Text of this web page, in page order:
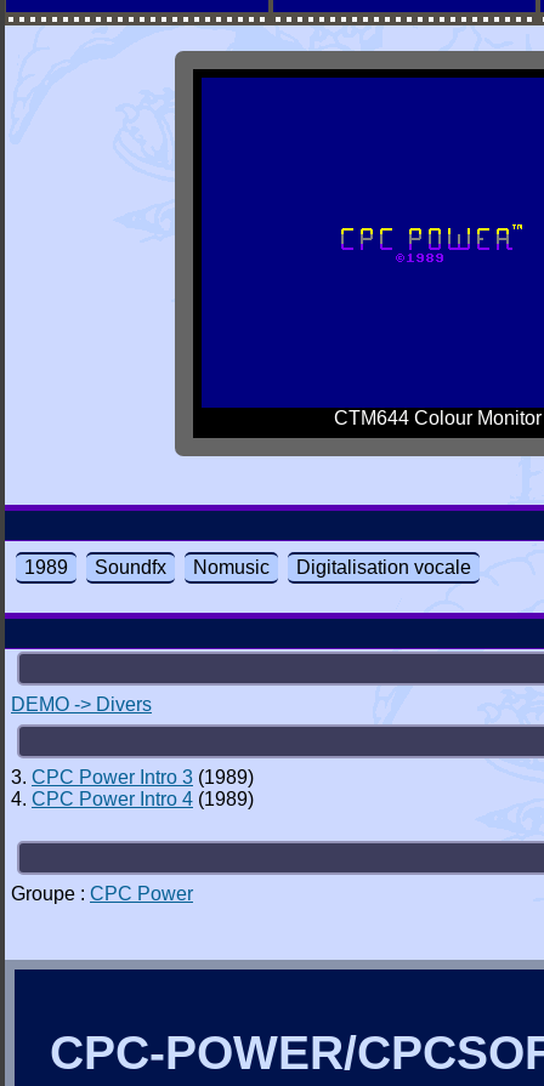
CTM644 Colour Monitor
1989 Soundfx Nomusic Digitalisation vocale
DEMO -> Divers
3. CPC Power Intro 3 (1989)
4. CPC Power Intro 4 (1989)
Groupe : CPC Power
CPC-POWER/